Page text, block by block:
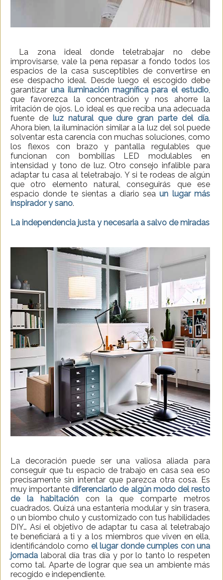
La zona ideal donde teletrabajar no debe
improvisarse, vale la pena repasar a fondo todos los
espacios de la casa susceptibles de convertirse en
ese despacho ideal. Desde luego el escogido debe
garantizar una iluminación magnífica para el estudio,
que favorezca la concentración y nos ahorre la
irritación de ojos. Lo ideal es que reciba una adecuada
fuente de luz natural que dure gran parte del día.
Ahora bien, la iluminación similar a la luz del sol puede
solventar esta carencia con muchas soluciones, como
los flexos con brazo y pantalla regulables que
funcionan con bombillas LED modulables en
intensidad y tono de luz. Otro consejo infalible para
adaptar tu casa al teletrabajo. Y si te rodeas de algún
que otro elemento natural, conseguirás que ese
espacio donde te sientas a diario seaun lugar más
inspirador y sano.
La independencia justa y necesaria a salvo de miradas
La decoración puede ser una valiosa aliada para
conseguir que tu espacio de trabajo en casa sea eso
precisamente sin intentar que parezca otra cosa. Es
muy importante diferenciarlo de algún modo del resto
de la habitacióncon la que comparte metros
cuadrados. Quizá una estantería modular y sin trasera,
o un biombo chulo y customizado con tus habilidades
DIY… Así el objetivo de adaptar tu casa al teletrabajo
te beneficiará a ti y a los miembros que viven en ella,
identificándolo como el lugar donde cumples con una
jornada laboral día tras día y por lo tanto lo respeten
como tal. Aparte de lograr que sea un ambiente más
recogido e independiente.